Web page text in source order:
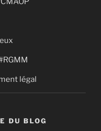
légal
DU BLOG